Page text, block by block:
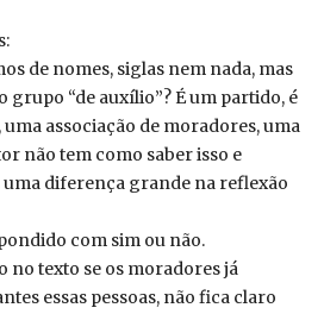
de nomes, siglas nem nada, mas
grupo “de auxílio”? É um partido, é
associação de moradores, uma
não tem como saber isso e
diferença grande na reflexão
com sim ou não.
no texto se os moradores já
essas pessoas, não fica claro